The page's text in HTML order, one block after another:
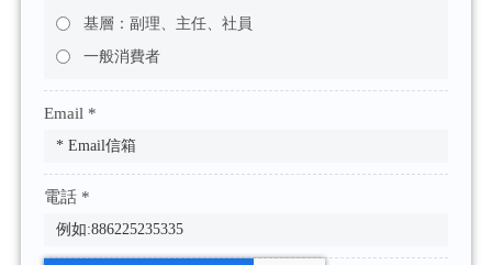
基層：副理、主任、社員
一般消費者
Email *
電話 *